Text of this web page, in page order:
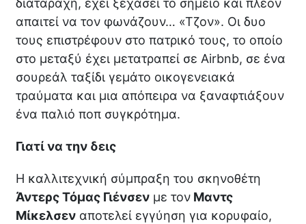
διαταραχή, έχει ξεχάσει το σημείο και πλέον
απαιτεί να τον φωνάζουν… «Τζον». Οι δυο
τους επιστρέφουν στο πατρικό τους, το οποίο
στο μεταξύ έχει μετατραπεί σε Airbnb, σε ένα
σουρεάλ ταξίδι γεμάτο οικογενειακά
τραύματα και μια απόπειρα να ξαναφτιάξουν
ένα παλιό ποπ συγκρότημα.
Γιατί να την δεις
Η καλλιτεχνική σύμπραξη του σκηνοθέτη
Άντερς Τόμας Γιένσενμε τονΜαντς
Μίκελσεναποτελεί εγγύηση για κορυφαίο,